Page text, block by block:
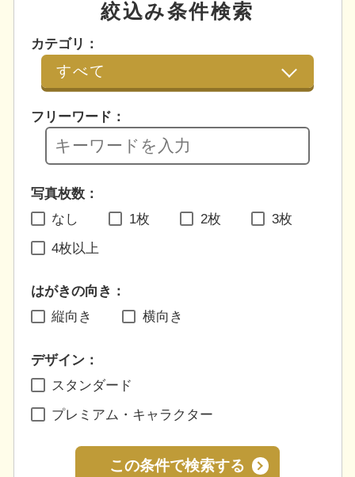
絞込み条件検索
カテゴリ：
フリーワード：
写真枚数：
なし
1枚 2枚 3枚
4枚以上
はがきの向き：
縦向き
横向き
デザイン：
スタンダード
プレミアム・キャラクター
この条件で検索する